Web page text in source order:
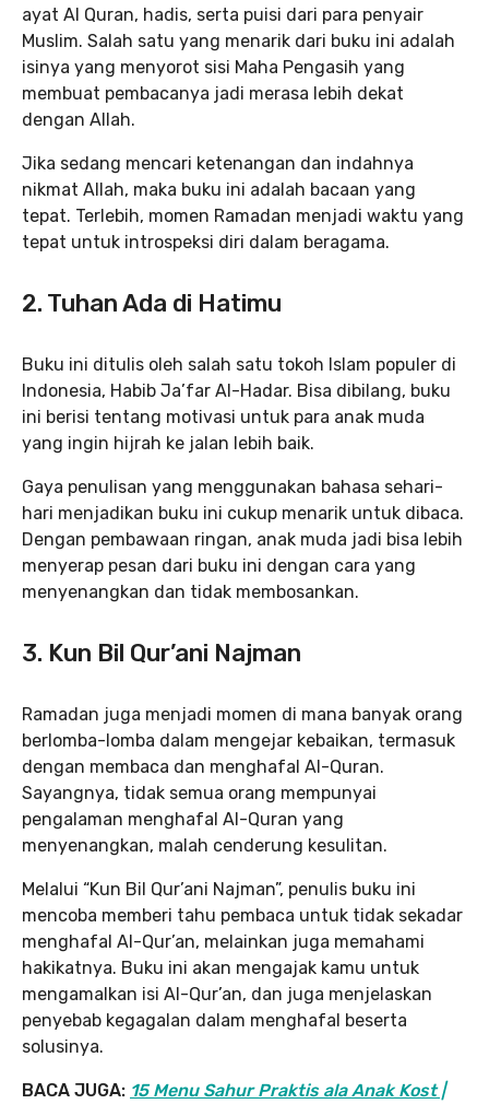
ayat Al Quran, hadis, serta puisi dari para penyair
Muslim. Salah satu yang menarik dari buku ini adalah
isinya yang menyorot sisi Maha Pengasih yang
membuat pembacanya jadi merasa lebih dekat
dengan Allah.
Jika sedang mencari ketenangan dan indahnya
nikmat Allah, maka buku ini adalah bacaan yang
tepat. Terlebih, momen Ramadan menjadi waktu yang
tepat untuk introspeksi diri dalam beragama.
2. Tuhan Ada di Hatimu
Buku ini ditulis oleh salah satu tokoh Islam populer di
Indonesia, Habib Ja’far Al-Hadar. Bisa dibilang, buku
ini berisi tentang motivasi untuk para anak muda
yang ingin hijrah ke jalan lebih baik.
Gaya penulisan yang menggunakan bahasa sehari-
hari menjadikan buku ini cukup menarik untuk dibaca.
Dengan pembawaan ringan, anak muda jadi bisa lebih
menyerap pesan dari buku ini dengan cara yang
menyenangkan dan tidak membosankan.
3. Kun Bil Qur’ani Najman
Ramadan juga menjadi momen di mana banyak orang
berlomba-lomba dalam mengejar kebaikan, termasuk
dengan membaca dan menghafal Al-Quran.
Sayangnya, tidak semua orang mempunyai
pengalaman menghafal Al-Quran yang
menyenangkan, malah cenderung kesulitan.
Melalui “Kun Bil Qur’ani Najman”, penulis buku ini
mencoba memberi tahu pembaca untuk tidak sekadar
menghafal Al-Qur’an, melainkan juga memahami
hakikatnya. Buku ini akan mengajak kamu untuk
mengamalkan isi Al-Qur’an, dan juga menjelaskan
penyebab kegagalan dalam menghafal beserta
solusinya.
BACA JUGA: 15 Menu Sahur Praktis ala Anak Kost |